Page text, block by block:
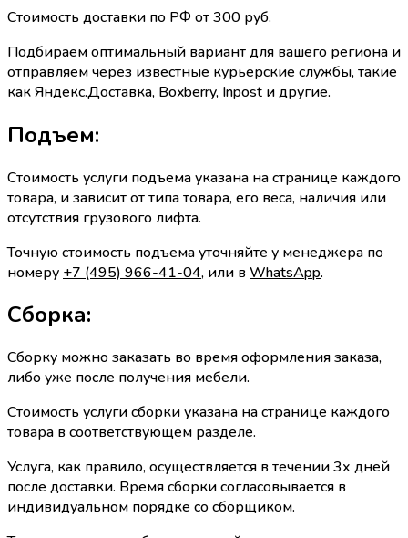
Стоимость доставки по РФ от 300 руб.
Подбираем оптимальный вариант для вашего региона и
отправляем через известные курьерские службы, такие
как Яндекс.Доставка, Boxberry, Inpost и другие.
Подъем:
Стоимость услуги подъема указана на странице каждого
товара, и зависит от типа товара, его веса, наличия или
отсутствия грузового лифта.
Точную стоимость подъема уточняйте у менеджера по
номеру +7 (495) 966-41-04, или вWhatsApp.
Сборка:
Сборку можно заказать во время оформления заказа,
либо уже после получения мебели.
Стоимость услуги сборки указана на странице каждого
товара в соответствующем разделе.
Услуга, как правило, осуществляется в течении 3х дней
после доставки. Время сборки согласовывается в
индивидуальном порядке со сборщиком.